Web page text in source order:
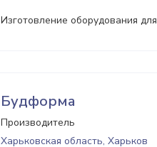
Изготовление оборудования
Будформа
Производитель
Харьковская область, Харьков